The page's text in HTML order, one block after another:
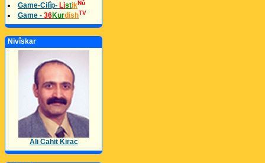
Game-Cilîp- ListikNû
Game - 36KurdishTV
Nivîskar
Ali Cahit Kirac